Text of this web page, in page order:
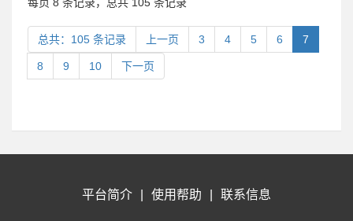
总共：105 条记录 上一页 3 4 5 6 7
8 9 10 下一页
平台简介 使用帮助 联系信息